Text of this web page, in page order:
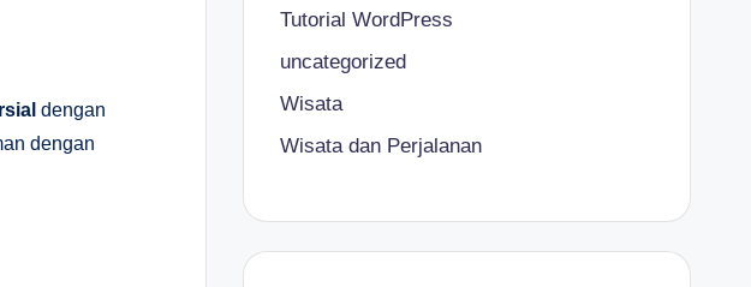
dengan
dengan
Tutorial WordPress
uncategorized
Wisata
Wisata dan Perjalanan